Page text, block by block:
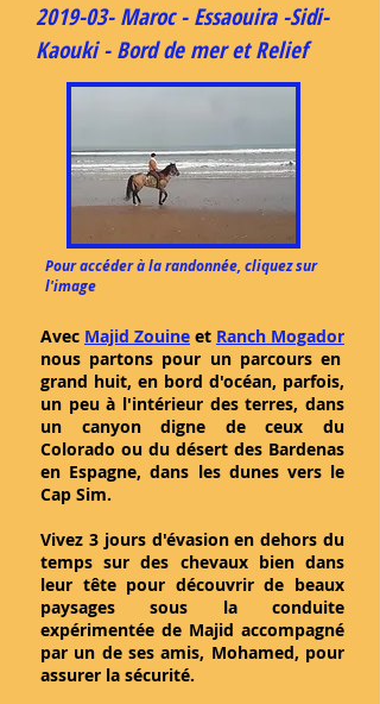
2019-03- Maroc - Essaouira -Sidi-
Kaouki - Bord de mer et Relief
Pour accéder à la randonnée, cliquez sur
l'image
Avec Majid Zouine et Ranch Mogador
nous partons pour un parcours en
grand huit, en bord d'océan, parfois,
un peu à l'intérieur des terres, dans
un canyon digne de ceux du
Colorado ou du désert des Bardenas
en Espagne, dans les dunes vers le
Cap Sim.
Vivez 3 jours d'évasion en dehors du
temps sur des chevaux bien dans
leur tête pour découvrir de beaux
paysages sous la conduite
expérimentée de Majid accompagné
par un de ses amis, Mohamed, pour
assurer la sécurité.